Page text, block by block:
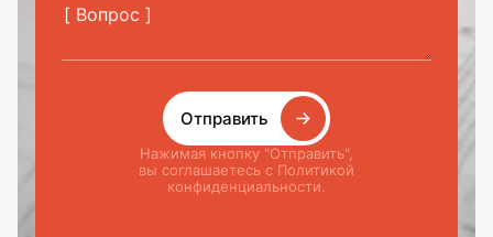
Отправить
Нажимая кнопку "Отправить",
вы соглашаетесь с Политикой
конфиденциальности.